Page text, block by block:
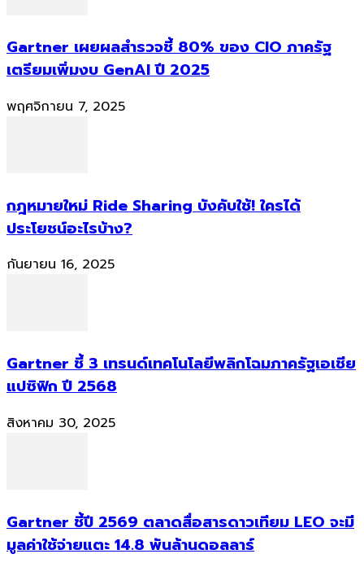
Gartner เผยผลสำรวจชี้ 80% ของ CIO ภาครัฐ
เตรียมเพิ่มงบ GenAI ปี 2025
พฤศจิกายน 7, 2025
กฎหมายใหม่ Ride Sharing บังคับใช้! ใครได้
ประโยชน์อะไรบ้าง?
กันยายน 16, 2025
Gartner ชี้ 3 เทรนด์เทคโนโลยีพลิกโฉมภาครัฐเอเชีย
แปซิฟิก ปี 2568
สิงหาคม 30, 2025
Gartner ชี้ปี 2569 ตลาดสื่อสารดาวเทียม LEO จะมี
มูลค่าใช้จ่ายแตะ 14.8 พันล้านดอลลาร์